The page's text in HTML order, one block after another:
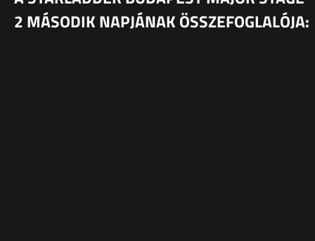
2 MÁSODIK NAPJÁNAK ÖSSZEFOGLALÓJA: